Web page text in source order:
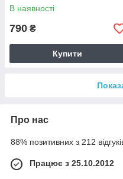
В наявності
790 ₴
Купити
Про нас
88% позитивних з 212
Працює з 25.10.2012